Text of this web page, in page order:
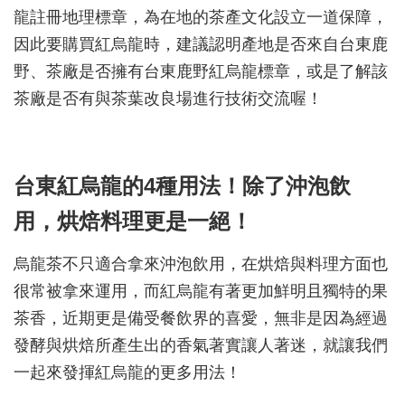
龍註冊地理標章，為在地的茶產文化設立一道保障，
因此要購買紅烏龍時，建議認明產地是否來自台東鹿
野、茶廠是否擁有台東鹿野紅烏龍標章，或是了解該
茶廠是否有與茶葉改良場進行技術交流喔！
台東紅烏龍的4種用法！除了沖泡飲
用，烘焙料理更是一絕！
烏龍茶不只適合拿來沖泡飲用，在烘焙與料理方面也
很常被拿來運用，而紅烏龍有著更加鮮明且獨特的果
茶香，近期更是備受餐飲界的喜愛，無非是因為經過
發酵與烘焙所產生出的香氣著實讓人著迷，就讓我們
一起來發揮紅烏龍的更多用法！